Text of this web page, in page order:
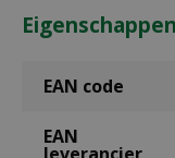
Eigenschappen
EAN code
EAN